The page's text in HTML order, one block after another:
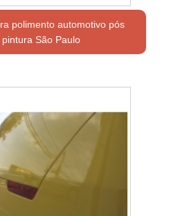
polimento automotivo pós
pintura São Paulo